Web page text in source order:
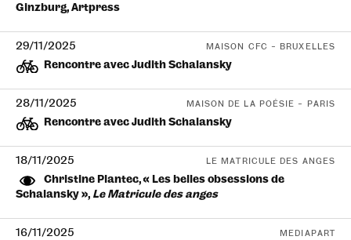
Ginzburg, Artpress
29/11/2025
Rencontre avec Judith Schalansky
MAISON CFC – BRUXELLES
28/11/2025
Rencontre avec Judith Schalansky
MAISON DE LA POÉSIE – PARIS
18/11/2025
Christine Plantec, « Les belles obsessions de
Schalansky », Le Matricule des anges
LE MATRICULE DES ANGES
16/11/2025 MEDIAPART